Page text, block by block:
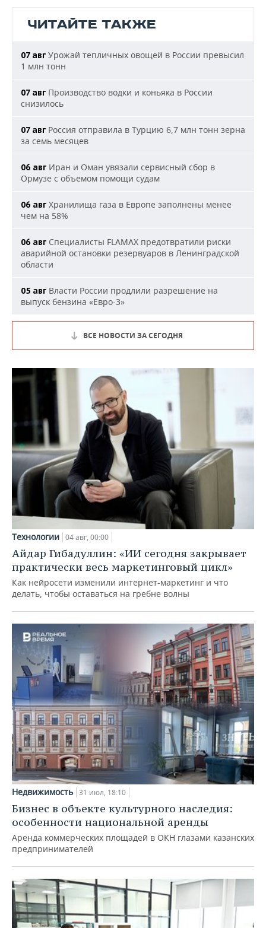
ЧИТАЙТЕ ТАКЖЕ
07 авг Урожай тепличных овощей в России превысил
1 млн тонн
07 авг Производство водки и коньяка в России
снизилось
07 авг Россия отправила в Турцию 6,7 млн тонн зерна
за семь месяцев
06 авг Иран и Оман увязали сервисный сбор в
Ормузе с объемом помощи судам
06 авг Хранилища газа в Европе заполнены менее
чем на 58%
06 авг Специалисты FLAMAX предотвратили риски
аварийной остановки резервуаров в Ленинградской
области
05 авг Власти России продлили разрешение на
выпуск бензина «Евро-3»
ВСЕ НОВОСТИ ЗА СЕГОДНЯ
Технологии 04 авг, 00:00
Айдар Гибадуллин: «ИИ сегодня закрывает
практически весь маркетинговый цикл»
Как нейросети изменили интернет-маркетинг и что
делать, чтобы оставаться на гребне волны
Недвижимость 31 июл, 18:10
Бизнес в объекте культурного наследия:
особенности национальной аренды
Аренда коммерческих площадей в ОКН глазами казанских
предпринимателей